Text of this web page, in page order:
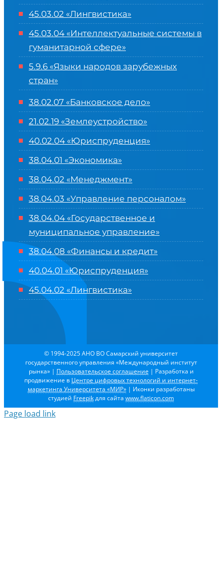
45.03.02 «Лингвистика»
45.03.04 «Интеллектуальные системы в
гуманитарной сфере»
5.9.6 «Языки народов зарубежных
стран»
38.02.07 «Банковское дело»
21.02.19 «Землеустройство»
40.02.04 «Юриспруденция»
38.04.01 «Экономика»
38.04.02 «Менеджмент»
38.04.03 «Управление персоналом»
38.04.04 «Государственное и
муниципальное управление»
38.04.08 «Финансы и кредит»
40.04.01 «Юриспруденция»
45.04.02 «Лингвистика»
© 1994-2025 АНО ВО Самарский университет
государственного управления «Международный институт
рынка» | Пользовательское соглашение | Разработка и
продвижение в Центре цифровых технологий и интернет-
маркетинга Университета «МИР»| Иконки разработаны
студией Freepikдля сайта www.flaticon.com
Page load link